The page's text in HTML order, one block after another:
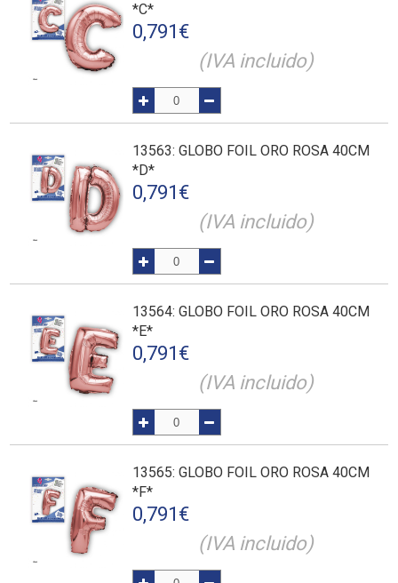
*C*
0,791 €
(IVA incluido)
13563: GLOBO FOIL ORO ROSA 40CM
*D*
0,791 €
(IVA incluido)
13564: GLOBO FOIL ORO ROSA 40CM
*E*
0,791 €
(IVA incluido)
13565: GLOBO FOIL ORO ROSA 40CM
*F*
0,791 €
(IVA incluido)